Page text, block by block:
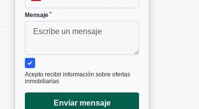
Mensaje *
Acepto recibir información sobre ofertas
inmobiliarias
Enviar mensaje